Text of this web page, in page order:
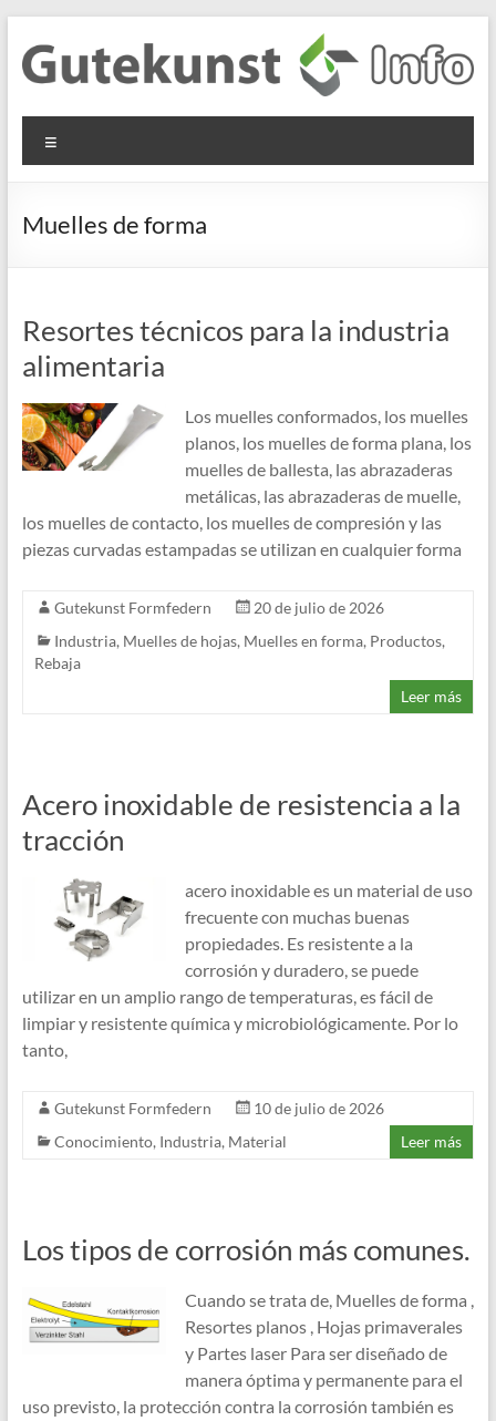
contenido
Gutekunst
Formfedern
GmbH
Informationen
Flachmaterial
Muelles de forma
Resortes técnicos para la industria
alimentaria
Los muelles conformados, los muelles
planos, los muelles de forma plana, los
muelles de ballesta, las abrazaderas
metálicas, las abrazaderas de muelle,
los muelles de contacto, los muelles de compresión y las
piezas curvadas estampadas se utilizan en cualquier forma
Gutekunst Formfedern
20 de julio de 2026
Industria, Muelles de hojas, Muelles en forma, Productos,
Rebaja
Leer más
Acero inoxidable de resistencia a la
tracción
acero inoxidable es un material de uso
frecuente con muchas buenas
propiedades. Es resistente a la
corrosión y duradero, se puede
utilizar en un amplio rango de temperaturas, es fácil de
limpiar y resistente química y microbiológicamente. Por lo
tanto,
Gutekunst Formfedern
10 de julio de 2026
Conocimiento, Industria, Material Leer más
Los tipos de corrosión más comunes.
Cuando se trata de, Muelles de forma ,
Resortes planos , Hojas primaverales
y Partes laser Para ser diseñado de
manera óptima y permanente para el
uso previsto, la protección contra la corrosión también es